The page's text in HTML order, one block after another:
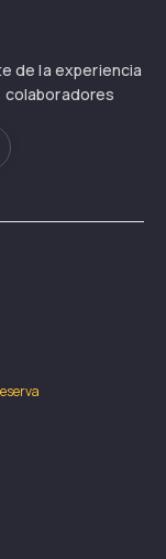
de la experiencia